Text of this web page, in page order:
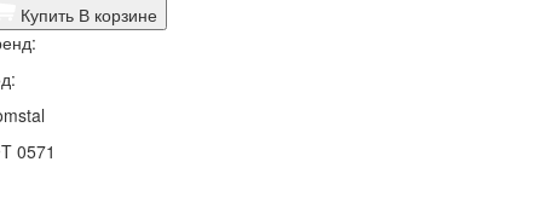
Купить В корзине
0571